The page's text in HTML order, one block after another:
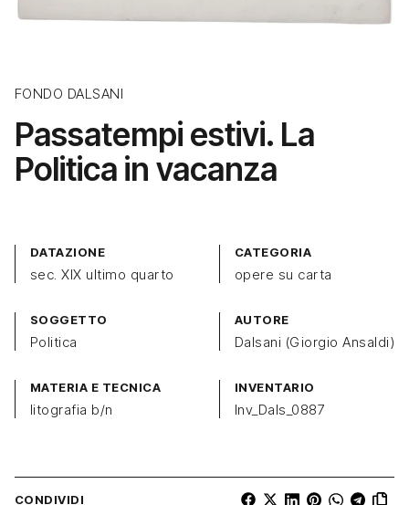
FONDO DALSANI
Passatempi estivi. La
Politica in vacanza
DATAZIONE
sec. XIX ultimo quarto
CATEGORIA
opere su carta
SOGGETTO
Politica
AUTORE
Dalsani (Giorgio Ansaldi)
MATERIA E TECNICA
litografia b/n
INVENTARIO
Inv_Dals_0887
CONDIVIDI